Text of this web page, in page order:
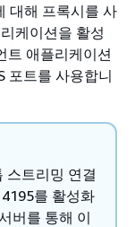
대해 프록시를 사
케이션을 활성
트 애플리케이션
포트를 사용합니
스트리밍 연결
를 활성화
버를 통해 이